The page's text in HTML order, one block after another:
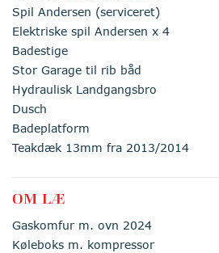
Spil Andersen (serviceret)
Elektriske spil Andersen x 4
Badestige
Stor Garage til rib båd
Hydraulisk Landgangsbro
Dusch
Badeplatform
Teakdæk 13mm fra 2013/2014
OM LÆ
Gaskomfur m. ovn 2024
Køleboks m. kompressor